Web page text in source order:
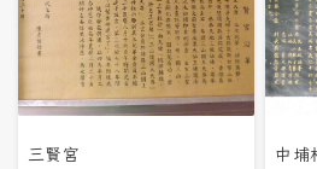
三賢宮 中埔